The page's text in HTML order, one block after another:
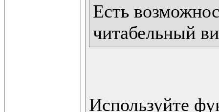
Есть
читабельный
Используйте